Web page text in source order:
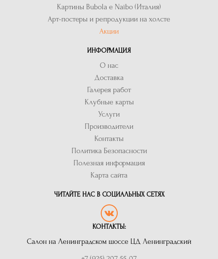
Картины Bubola e Naibo (Италия)
Арт-постеры и репродукции на холсте
Акции
ИНФОРМАЦИЯ
О нас
Доставка
Галерея работ
Клубные карты
Услуги
Производители
Контакты
Политика Безопасности
Полезная информация
Карта сайта
ЧИТАЙТЕ НАС В СОЦИАЛЬНЫХ СЕТЯХ
КОНТАКТЫ:
Салон на Ленинградском шоссе ЦД Ленинградский